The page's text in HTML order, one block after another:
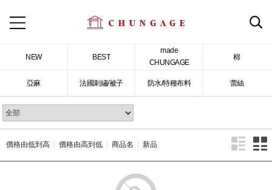
NEW BEST
made
CHUNGAGE
棉
亞麻 法國刺繡/被子 防水/特種布料 蕾絲
價格由低到高 價格由高到低 商品名 新品